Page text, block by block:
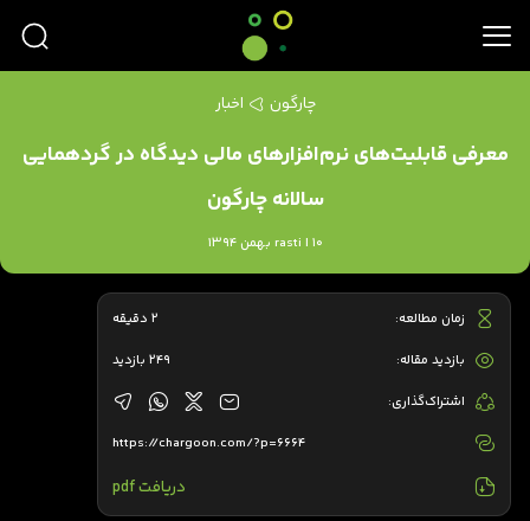
چارگون اخبار
معرفی قابلیت‌های نرم‌افزارهای مالی دیدگاه در گردهمایی
سالانه چارگون
rasti | 10 بهمن 1394
زمان مطالعه: 2 دقیقه
بازدید مقاله: 249 بازدید
اشتراک‌گذاری:
https://chargoon.com/?p=6664
دریافت pdf